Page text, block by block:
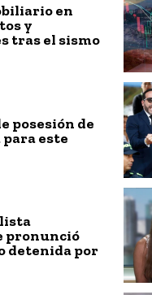
en
y
tras el sismo
posesión de
este
pronunció
detenida por